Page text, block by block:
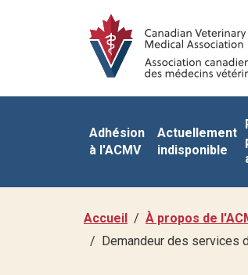
Adhésion
à l'ACMV
Actuellement
indisponible
Accueil À propos de
Demandeur des services